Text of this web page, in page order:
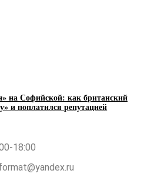
на Софийской: как британский
и поплатился репутацией
18:00